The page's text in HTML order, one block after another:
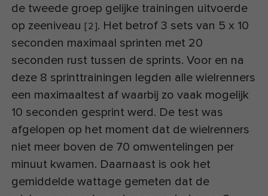
de tweede groep gelijke trainingen uitvoerde
op zeeniveau [2]. Het betrof 3 sets van 5 x 10
seconden maximaal sprinten met 20
seconden rust tussen de sprints. Voor en na
deze 8 sprinttrainingen legden alle wielrenners
een maximaaltest af waarbij zo vaak mogelijk
10 seconden gesprint werd. De test was
afgelopen op het moment dat de wielrenners
niet meer boven de 70 omwentelingen per
minuut kwamen. Daarnaast is ook het
gemiddelde wattage gemeten dat de